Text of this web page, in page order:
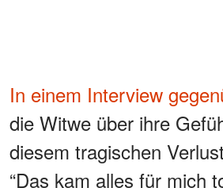
In einem Interview
die Witwe über ihre
diesem tragischen
“Das kam alles für mich